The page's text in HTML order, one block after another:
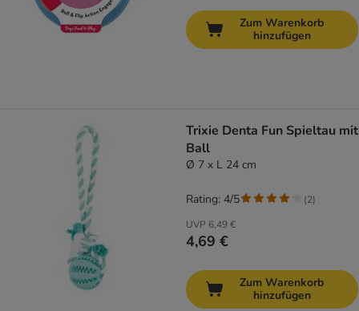
Zum Warenkorb
hinzufügen
Trixie Denta Fun Spieltau mit
Ball
Ø 7 x L 24 cm
UVP 6,49 €
4,69 €
Rating: 4/5 (2)
Zum Warenkorb
hinzufügen